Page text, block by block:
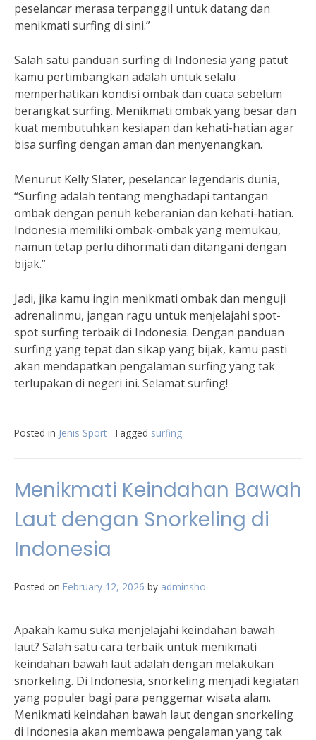
peselancar merasa terpanggil untuk datang dan
menikmati surfing di sini.”
Salah satu panduan surfing di Indonesia yang patut
kamu pertimbangkan adalah untuk selalu
memperhatikan kondisi ombak dan cuaca sebelum
berangkat surfing. Menikmati ombak yang besar dan
kuat membutuhkan kesiapan dan kehati-hatian agar
bisa surfing dengan aman dan menyenangkan.
Menurut Kelly Slater, peselancar legendaris dunia,
“Surfing adalah tentang menghadapi tantangan
ombak dengan penuh keberanian dan kehati-hatian.
Indonesia memiliki ombak-ombak yang memukau,
namun tetap perlu dihormati dan ditangani dengan
bijak.”
Jadi, jika kamu ingin menikmati ombak dan menguji
adrenalinmu, jangan ragu untuk menjelajahi spot-
spot surfing terbaik di Indonesia. Dengan panduan
surfing yang tepat dan sikap yang bijak, kamu pasti
akan mendapatkan pengalaman surfing yang tak
terlupakan di negeri ini. Selamat surfing!
Posted in Jenis Sport Tagged surfing
Menikmati Keindahan Bawah
Laut dengan Snorkeling di
Indonesia
Posted on February 12, 2026 by adminsho
Apakah kamu suka menjelajahi keindahan bawah
laut? Salah satu cara terbaik untuk menikmati
keindahan bawah laut adalah dengan melakukan
snorkeling. Di Indonesia, snorkeling menjadi kegiatan
yang populer bagi para penggemar wisata alam.
Menikmati keindahan bawah laut dengan snorkeling
di Indonesia akan membawa pengalaman yang tak